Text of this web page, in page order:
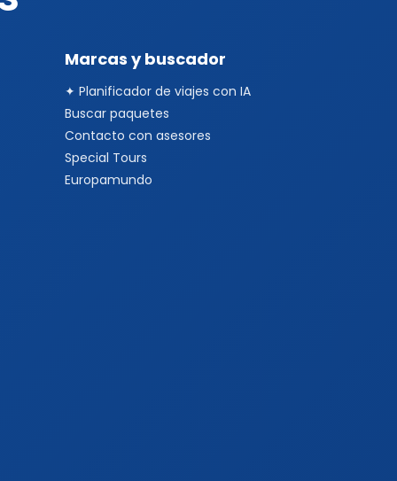
Marcas y buscador
✦ Planificador de viajes con IA
Buscar paquetes
Contacto con asesores
Special Tours
Europamundo